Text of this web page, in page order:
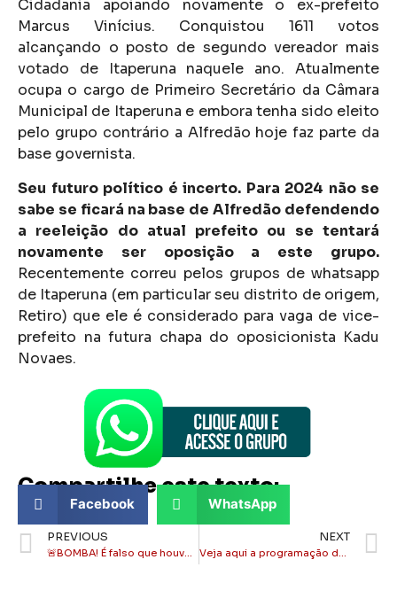
Cidadania apoiando novamente o ex-prefeito
Marcus Vinícius. Conquistou 1611 votos
alcançando o posto de segundo vereador mais
votado de Itaperuna naquele ano. Atualmente
ocupa o cargo de Primeiro Secretário da Câmara
Municipal de Itaperuna e embora tenha sido eleito
pelo grupo contrário a Alfredão hoje faz parte da
base governista.
Seu futuro político é incerto. Para 2024 não se
sabe se ficará na base de Alfredão defendendo
a reeleição do atual prefeito ou se tentará
novamente ser oposição a este grupo.
Recentemente correu pelos grupos de whatsapp
de Itaperuna (em particular seu distrito de origem,
Retiro) que ele é considerado para vaga de vice-
prefeito na futura chapa do oposicionista Kadu
Novaes.
Compartilhe este texto:
Facebook WhatsApp
PREVIOUS NEXT